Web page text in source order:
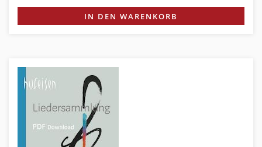
IN DEN WARENKORB